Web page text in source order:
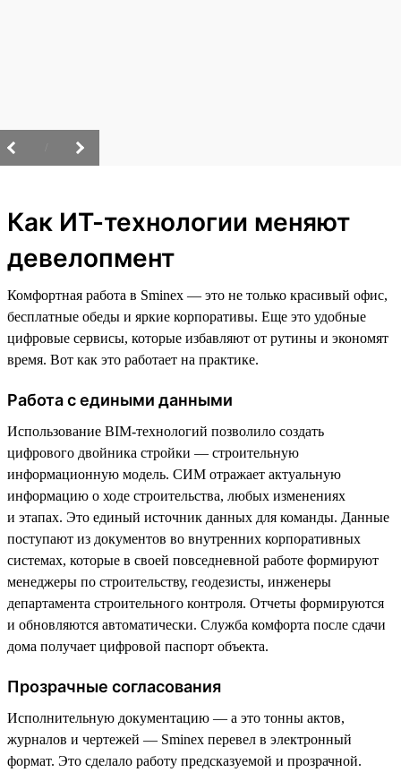
Как ИТ-технологии меняют
девелопмент
Комфортная работа в Sminex — это не только красивый офис,
бесплатные обеды и яркие корпоративы. Еще это удобные
цифровые сервисы, которые избавляют от рутины и экономят
время. Вот как это работает на практике.
Работа с едиными данными
Использование BIM-технологий позволило создать
цифрового двойника стройки — строительную
информационную модель. СИМ отражает актуальную
информацию о ходе строительства, любых изменениях
и этапах. Это единый источник данных для команды. Данные
поступают из документов во внутренних корпоративных
системах, которые в своей повседневной работе формируют
менеджеры по строительству, геодезисты, инженеры
департамента строительного контроля. Отчеты формируются
и обновляются автоматически. Служба комфорта после сдачи
дома получает цифровой паспорт объекта.
Прозрачные согласования
Исполнительную документацию — а это тонны актов,
журналов и чертежей — Sminex перевел в электронный
формат. Это сделало работу предсказуемой и прозрачной.